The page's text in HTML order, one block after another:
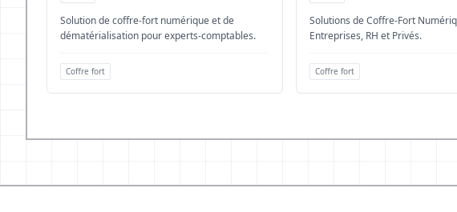
Solution de coffre-fort numérique et de
dématérialisation pour experts-comptables.
Coffre fort
Solutions de Coffre-Fort
Entreprises, RH et Privés.
Coffre fort